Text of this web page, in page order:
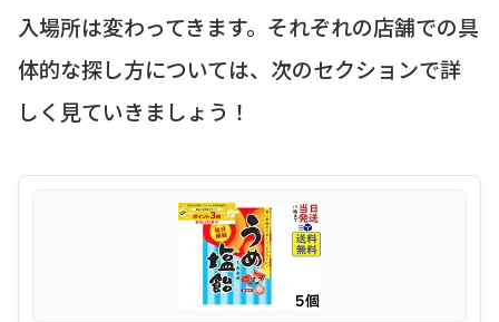
入場所は変わってきます。それぞれの店舗での具
体的な探し方については、次のセクションで詳
しく見ていきましょう！